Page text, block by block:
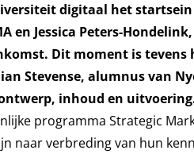
digitaal het
Jessica Peters-
Dit moment is
Stevense, alumnus van
inhoud en
programma Strategic
naar verbreding van hun